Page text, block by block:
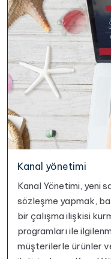
Kanal yönetimi
Kanal Yönetimi, yeni
sözleşme yapmak,
bir çalışma ilişkisi
programları ile
müşterilerle ürünler